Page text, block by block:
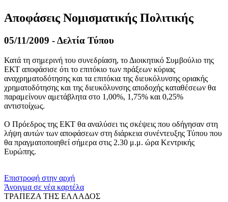
Αποφάσεις Νομισματικής Πολιτικής
05/11/2009 - Δελτία Τύπου
Κατά τη σημερινή του συνεδρίαση, το Διοικητικό Συμβούλιο της
ΕΚΤ αποφάσισε ότι το επιτόκιο των πράξεων κύριας
αναχρηματοδότησης και τα επιτόκια της διευκόλυνσης οριακής
χρηματοδότησης και της διευκόλυνσης αποδοχής καταθέσεων θα
παραμείνουν αμετάβλητα στο 1,00%, 1,75% και 0,25%
αντιστοίχως.
Ο Πρόεδρος της ΕΚΤ θα αναλύσει τις σκέψεις που οδήγησαν στη
λήψη αυτών των αποφάσεων στη διάρκεια συνέντευξης Τύπου που
θα πραγματοποιηθεί σήμερα στις 2.30 μ.μ. ώρα Κεντρικής
Ευρώπης.
Επιστροφή στην αρχή
Άνοιγμα σε νέα καρτέλα
ΤΡΑΠΕΖΑ ΤΗΣ ΕΛΛΑΔΟΣ